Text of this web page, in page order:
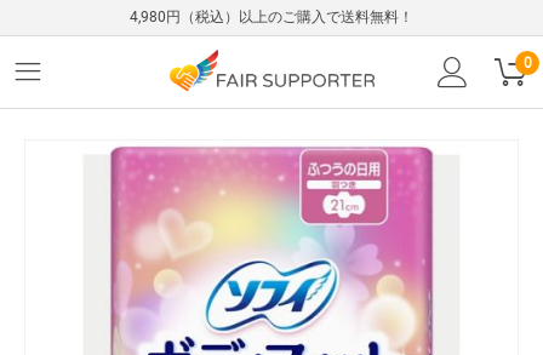
4,980円（税込）以上のご購入で送料無料！
0